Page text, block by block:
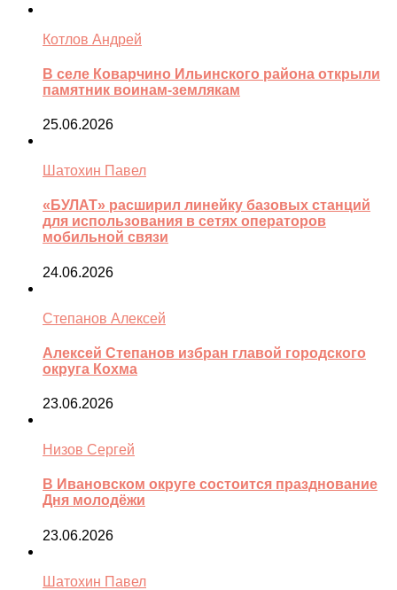
Котлов Андрей
В селе Коварчино Ильинского района открыли
памятник воинам-землякам
25.06.2026
Шатохин Павел
«БУЛАТ» расширил линейку базовых станций
для использования в сетях операторов
мобильной связи
24.06.2026
Степанов Алексей
Алексей Степанов избран главой городского
округа Кохма
23.06.2026
Низов Сергей
В Ивановском округе состоится празднование
Дня молодёжи
23.06.2026
Шатохин Павел